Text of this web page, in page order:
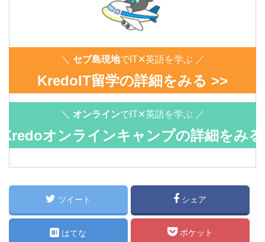
＼ セブ島現地でIT✕英語を学ぶ ／
KredoIT留学の詳細をみる >>
＼ オンラインでIT✕英語を学ぶ ／
Kredoオンラインキャンプの詳細をみる
ツイート シェア
はてな ポケット